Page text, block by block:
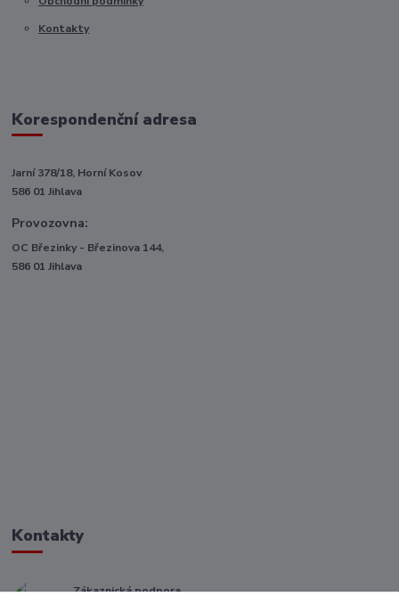
Kontakty
Korespondenční adresa
Jarní 378/18, Horní Kosov
586 01 Jihlava
Provozovna:
OC Březinky - Březinova 144,
586 01 Jihlava
Kontakty
Zákaznická podpora